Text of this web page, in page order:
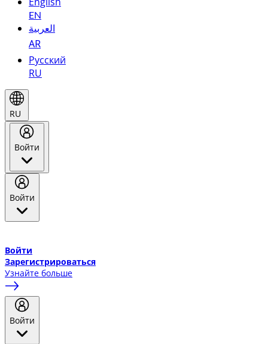
EN
العربية
AR
Русский
RU
RU
Войти
Войти
Войти
Зарегистрироваться
Узнайте больше
Войти